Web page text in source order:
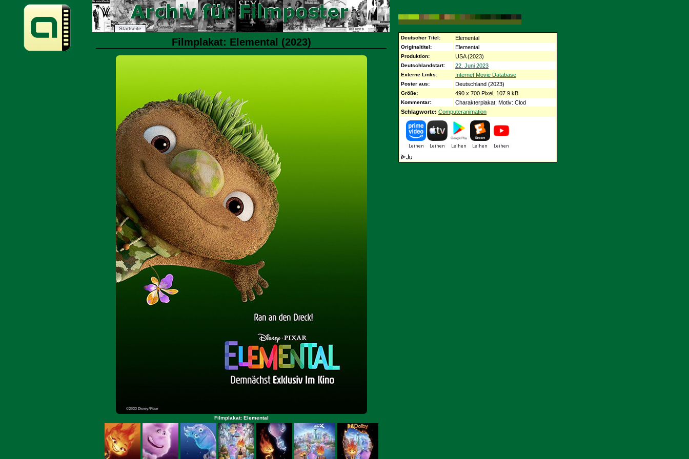
Startseite
Filmplakat: Elemental (2023)
Filmplakat: Elemental
Deutscher Titel: Elemental
Originaltitel: Elemental
Produktion: USA (2023)
Deutschlandstart: 22. Juni 2023
Externe Links: Internet Movie Database
Poster aus: Deutschland (2023)
Größe: 490 x 700 Pixel, 107.9 kB
Kommentar:
Charakterplakat; Motiv: Clod
Schlagworte: Computeranimation